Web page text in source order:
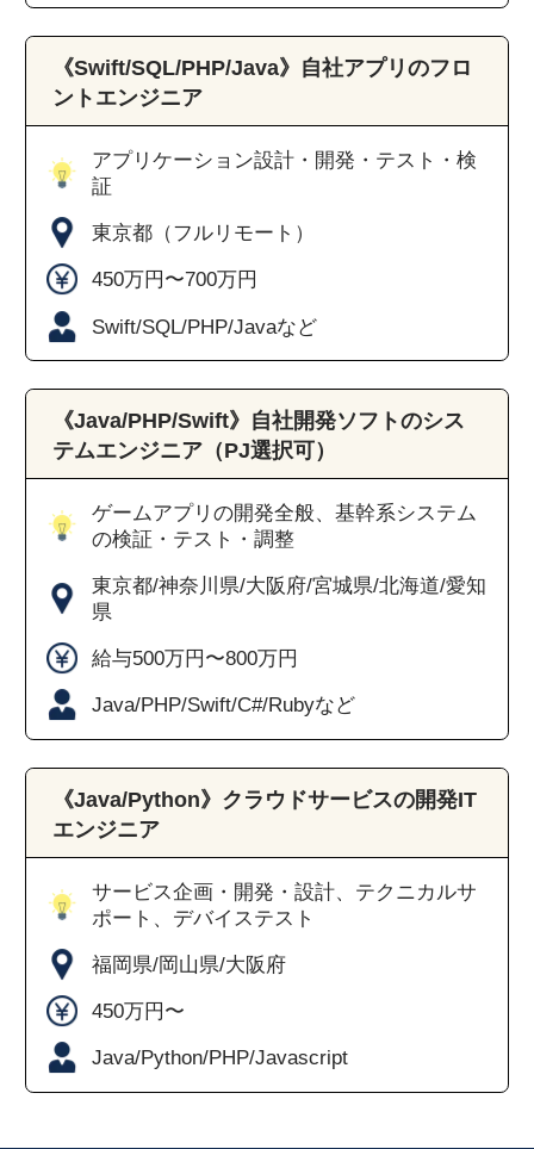
《Swift/SQL/PHP/Java》自社アプリのフロ
ントエンジニア
アプリケーション設計・開発・テスト・検
証
東京都（フルリモート）
450万円〜700万円
Swift/SQL/PHP/Javaなど
《Java/PHP/Swift》自社開発ソフトのシス
テムエンジニア（PJ選択可）
ゲームアプリの開発全般、基幹系システム
の検証・テスト・調整
東京都/神奈川県/大阪府/宮城県/北海道/愛知
県
給与500万円〜800万円
Java/PHP/Swift/C#/Rubyなど
《Java/Python》クラウドサービスの開発IT
エンジニア
サービス企画・開発・設計、テクニカルサ
ポート、デバイステスト
福岡県/岡山県/大阪府
450万円〜
Java/Python/PHP/Javascript